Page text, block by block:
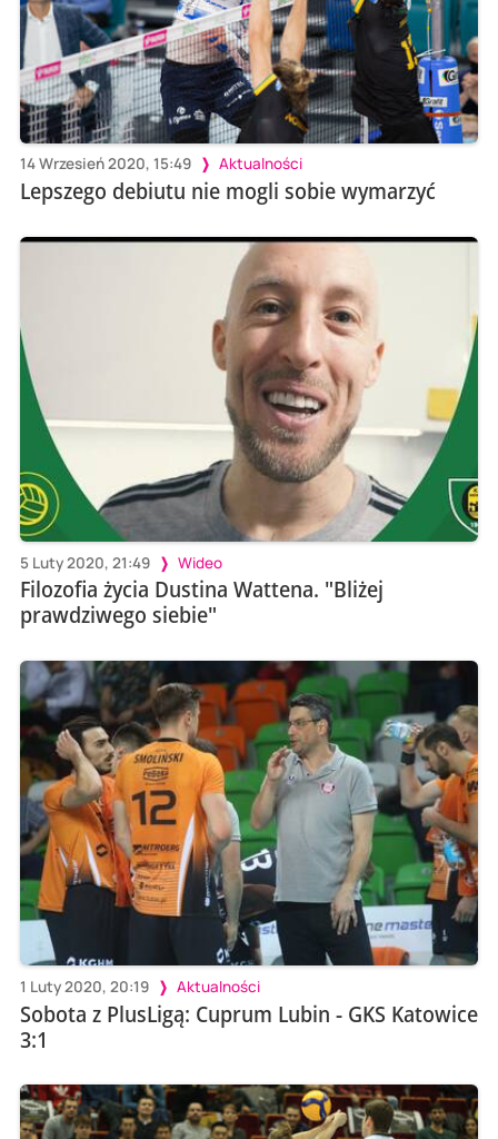
14 Wrzesień 2020, 15:49 Aktualności
Lepszego debiutu nie mogli sobie wymarzyć
5 Luty 2020, 21:49 Wideo
Filozofia życia Dustina Wattena. "Bliżej
prawdziwego siebie"
1 Luty 2020, 20:19 Aktualności
Sobota z PlusLigą: Cuprum Lubin - GKS Katowice
3:1